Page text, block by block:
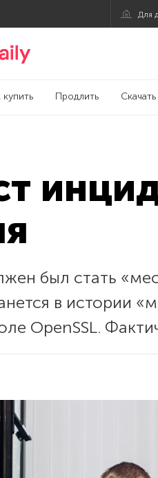
Для
купить Продлить Скачать
был стать
в истории
OpenSSL.